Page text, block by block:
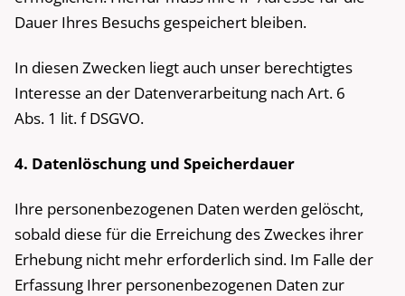
Dauer Ihres Besuchs gespeichert bleiben.
In diesen Zwecken liegt auch unser berechtigtes
Interesse an der Datenverarbeitung nach Art. 6
Abs. 1 lit. f DSGVO.
4. Datenlöschung und Speicherdauer
Ihre personenbezogenen Daten werden gelöscht,
sobald diese für die Erreichung des Zweckes ihrer
Erhebung nicht mehr erforderlich sind. Im Falle der
Erfassung Ihrer personenbezogenen Daten zur